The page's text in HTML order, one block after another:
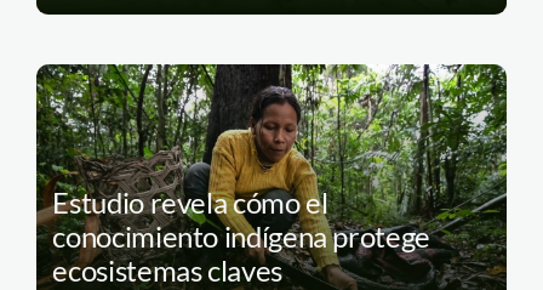
Estudio revela cómo el
conocimiento indígena protege
ecosistemas claves